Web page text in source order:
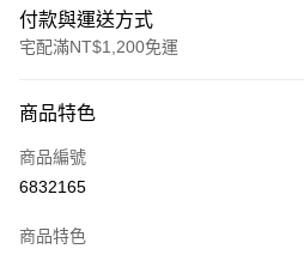
付款與運送方式
宅配滿NT$1,200免運
信用卡一次付款
LINE Pay
商品特色
商品編號
6832165
商品特色